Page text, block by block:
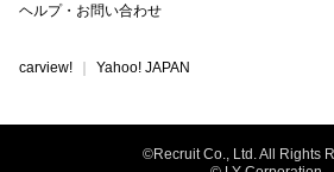
ヘルプ・お問い合わせ
carview! Yahoo! JAPAN
©Recruit Co., Ltd. All Rights